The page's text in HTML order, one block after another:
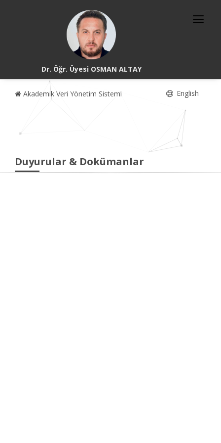
Dr. Öğr. Üyesi OSMAN ALTAY
Akademik Veri Yönetim Sistemi English
Duyurular & Dokümanlar